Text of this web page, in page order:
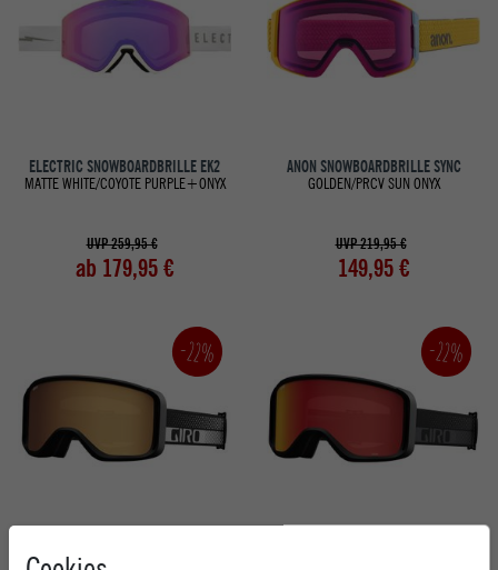
ELECTRIC SNOWBOARDBRILLE EK2
MATTE WHITE/COYOTE PURPLE+ONYX
UVP 259,95 €
ab 179,95 €
ANON SNOWBOARDBRILLE SYNC
GOLDEN/PRCV SUN ONYX
UVP 219,95 €
149,95 €
-22%
GIRO SNOWBOARDBRILLE SAGEN
-22%